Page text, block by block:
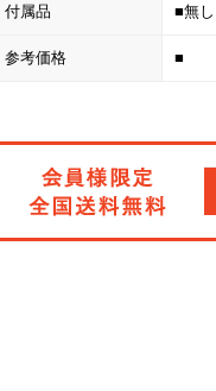
付属品 ■無し
参考価格 ■